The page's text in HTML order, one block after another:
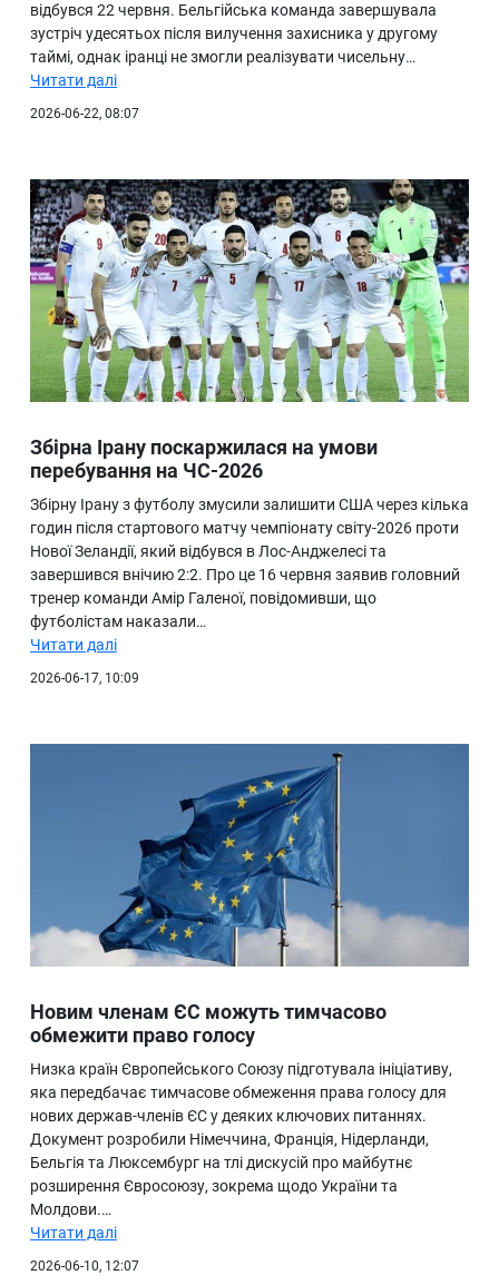
відбувся 22 червня. Бельгійська команда завершувала
зустріч удесятьох після вилучення захисника у другому
таймі, однак іранці не змогли реалізувати чисельну…
Читати далі
2026-06-22, 08:07
Збірна Ірану поскаржилася на умови
перебування на ЧС-2026
Збірну Ірану з футболу змусили залишити США через кілька
годин після стартового матчу чемпіонату світу-2026 проти
Нової Зеландії, який відбувся в Лос-Анджелесі та
завершився внічию 2:2. Про це 16 червня заявив головний
тренер команди Амір Галеної, повідомивши, що
футболістам наказали…
Читати далі
2026-06-17, 10:09
Новим членам ЄС можуть тимчасово
обмежити право голосу
Низка країн Європейського Союзу підготувала ініціативу,
яка передбачає тимчасове обмеження права голосу для
нових держав-членів ЄС у деяких ключових питаннях.
Документ розробили Німеччина, Франція, Нідерланди,
Бельгія та Люксембург на тлі дискусій про майбутнє
розширення Євросоюзу, зокрема щодо України та
Молдови.…
Читати далі
2026-06-10, 12:07